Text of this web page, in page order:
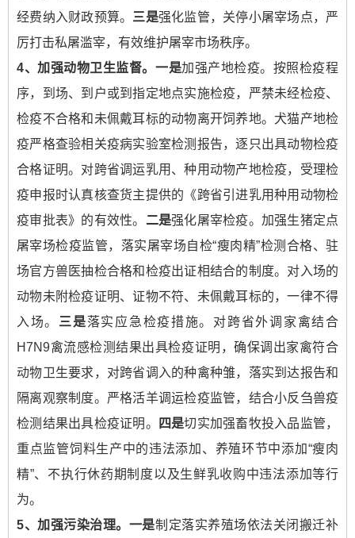
经费纳入财政预算。 三是强化监管，关停小屠宰场点，严
厉打击私屠滥宰，有效维护屠宰市场秩序。
4、加强动物卫生监督。 一是加强产地检疫。按照检疫程
序，到场、到户或到指定地点实施检疫，严禁未经检疫、
检疫不合格和未佩戴耳标的动物离开饲养地。犬猫产地检
疫严格查验相关疫病实验室检测报告，逐只出具动物检疫
合格证明。对跨省调运乳用、种用动物产地检疫，受理检
疫申报时认真核查货主提供的《跨省引进乳用种用动物检
疫审批表》的有效性。 二是强化屠宰检疫。加强生猪定点
屠宰场检疫监管，落实屠宰场自检“瘦肉精”检测合格、驻
场官方兽医抽检合格和检疫出证相结合的制度。对入场的
动物未附检疫证明、证物不符、未佩戴耳标的，一律不得
入场。 三是落实应急检疫措施。对跨省外调家禽结合
H7N9禽流感检测结果出具检疫证明，确保调出家禽符合
动物卫生要求，对跨省调入的种禽种雏，落实到达报告和
隔离观察制度。严格活羊调运检疫监管，结合小反刍兽疫
检测结果出具检疫证明。
四是切实加强畜牧投入品监管，
重点监管饲料生产中的违法添加、养殖环节中添加“瘦肉
精”、不执行休药期制度以及生鲜乳收购中违法添加等行
为。
5、加强污染治理。 一是制定落实养殖场依法关闭搬迁补